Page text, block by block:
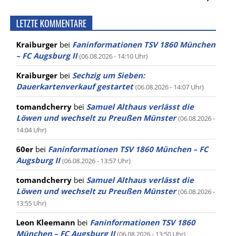
LETZTE KOMMENTARE
Kraiburger bei Faninformationen TSV 1860 München
– FC Augsburg II (06.08.2026 - 14:10 Uhr)
Kraiburger bei Sechzig um Sieben:
Dauerkartenverkauf gestartet (06.08.2026 - 14:07 Uhr)
tomandcherry bei Samuel Althaus verlässt die
Löwen und wechselt zu Preußen Münster (06.08.2026 -
14:04 Uhr)
60er bei Faninformationen TSV 1860 München – FC
Augsburg II (06.08.2026 - 13:57 Uhr)
tomandcherry bei Samuel Althaus verlässt die
Löwen und wechselt zu Preußen Münster (06.08.2026 -
13:55 Uhr)
Leon Kleemann bei Faninformationen TSV 1860
München – FC Augsburg II (06.08.2026 - 13:50 Uhr)